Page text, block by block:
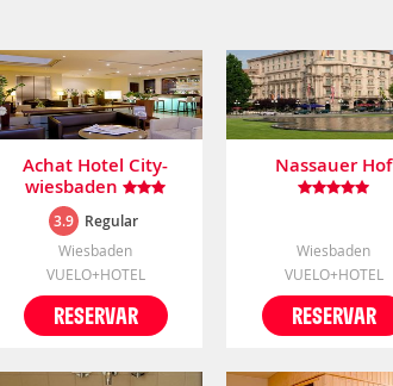
Achat Hotel City-
wiesbaden
3.9 Regular
Wiesbaden
VUELO+HOTEL
RESERVAR
Nassauer Hof
Wiesbaden
VUELO+HOTEL
RESERVAR